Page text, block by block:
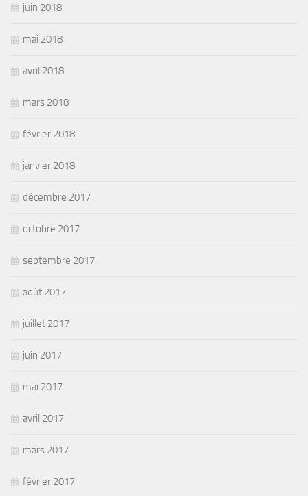
juin 2018
mai 2018
avril 2018
mars 2018
février 2018
janvier 2018
décembre 2017
octobre 2017
septembre 2017
août 2017
juillet 2017
juin 2017
mai 2017
avril 2017
mars 2017
février 2017